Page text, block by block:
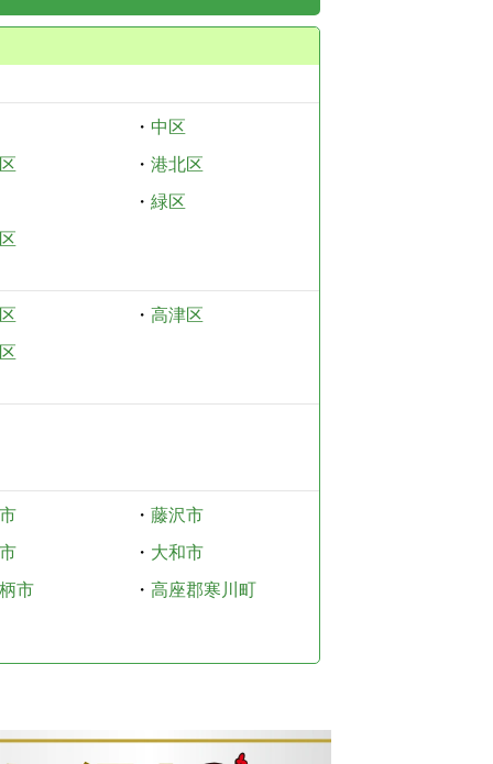
・ 中区
・ 港北区
・ 緑区
・ 高津区
・ 藤沢市
・ 大和市
市
・ 高座郡寒川町